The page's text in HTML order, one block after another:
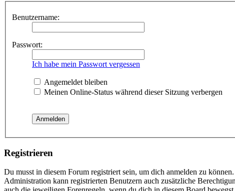
Benutzername:
Passwort:
Ich habe mein Passwort vergessen
Angemeldet bleiben
Meinen Online-Status während dieser Sitzung verbergen
Registrieren
Du musst in diesem Forum registriert sein, um dich anmelden zu
Administration kann registrierten Benutzern auch zusätzliche